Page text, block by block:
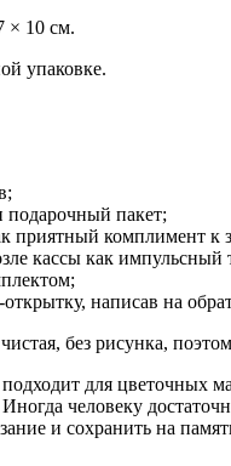
× 10 см.
упаковке.
подарочный пакет;
приятный комплимент к
кассы как импульсный
написав на
без рисунка,
для цветочных
человеку
и сохранить на